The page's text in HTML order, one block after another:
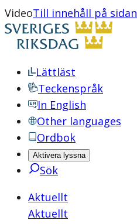
VideoTill innehåll på sidan
Lättläst
Teckenspråk
In English
Other languages
Ordbok
Aktivera lyssna
Sök
Aktuellt
Aktuellt